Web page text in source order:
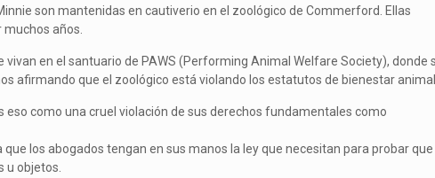
son mantenidas en cautiverio en el zoológico de Commerford. Ellas
años.
en el santuario de PAWS (Performing Animal Welfare Society), donde
afirmando que el zoológico está violando los estatutos de bienestar animal.
eso como una cruel violación de sus derechos fundamentales como
los abogados tengan en sus manos la ley que necesitan para probar que
u objetos.